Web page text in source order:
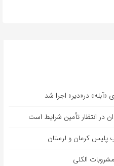
در«دیر» اجرا شد
در انتظار تأمین شرایط است
کرمان و لرستان
الکلی